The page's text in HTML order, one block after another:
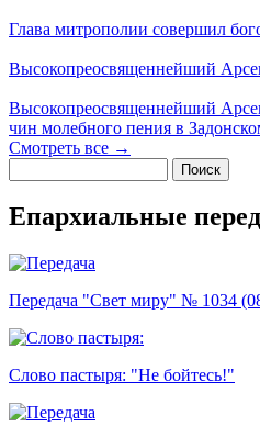
Глава митрополии совершил
Высокопреосвященнейший
Высокопреосвященнейший
чин молебного пения в
Смотреть все →
Епархиальные
Передача "Свет миру" № 1034
Слово пастыря: "Не бойтесь!"